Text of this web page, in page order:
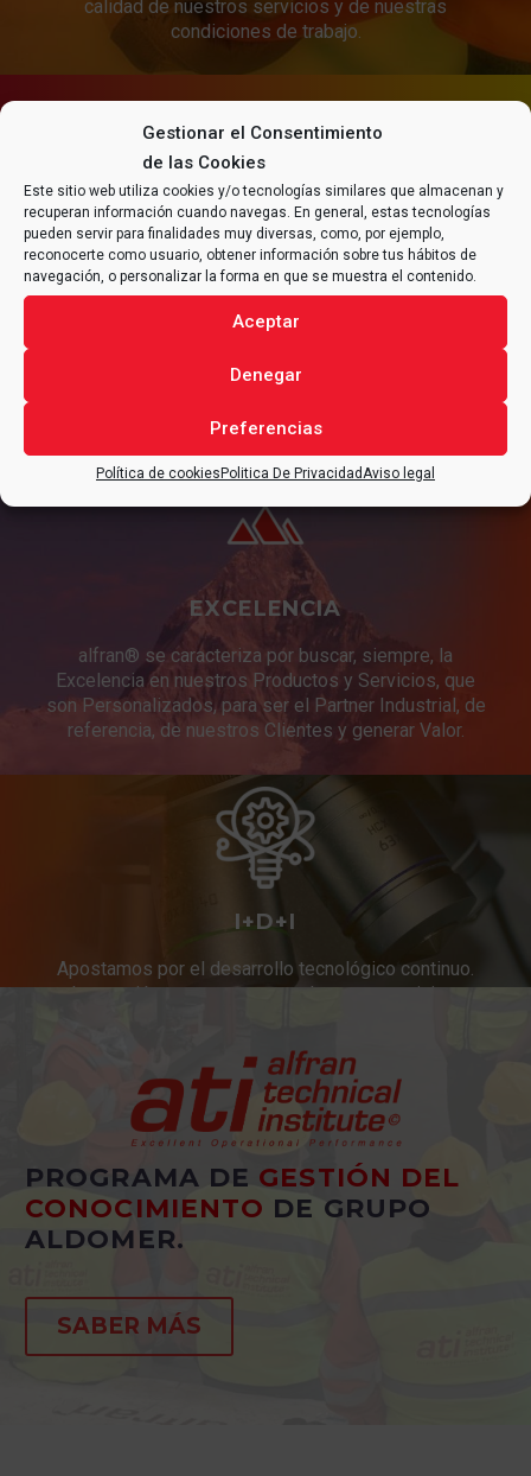
Gestionar el Consentimiento
de las Cookies
Este sitio web utiliza cookies y/o tecnologías similares que almacenan y
recuperan información cuando navegas. En general, estas tecnologías
pueden servir para finalidades muy diversas, como, por ejemplo,
reconocerte como usuario, obtener información sobre tus hábitos de
navegación, o personalizar la forma en que se muestra el contenido.
Aceptar
Denegar
Preferencias
Política de cookiesPolitica De Privacidad Aviso legal
calidad de nuestros servicios y de nuestras
condiciones de trabajo.
CONTACTA CON ALFRAN®
PARA CUALQUIER CONSULTA
RELACIONADA CON TU
PROYECTO.
EXCELENCIA
alfran® se caracteriza por buscar, siempre, la
Excelencia en nuestros Productos y Servicios, que
son Personalizados, para ser el Partner Industrial, de
referencia, de nuestros Clientes y generar Valor.
I+D+I
Apostamos por el desarrollo tecnológico continuo.
Innovación constante en productos y servicios.
PROGRAMA DE GESTIÓN DEL
CONOCIMIENTO DE GRUPO
ALDOMER.
SABER MÁS